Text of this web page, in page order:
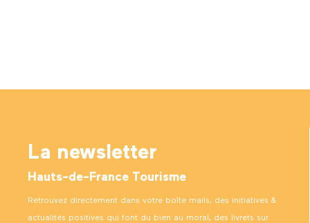
La newsletter
Hauts-de-France Tourisme
Retrouvez directement dans votre boîte mails, des initiatives &
actualités positives qui font du bien au moral, des livrets sur